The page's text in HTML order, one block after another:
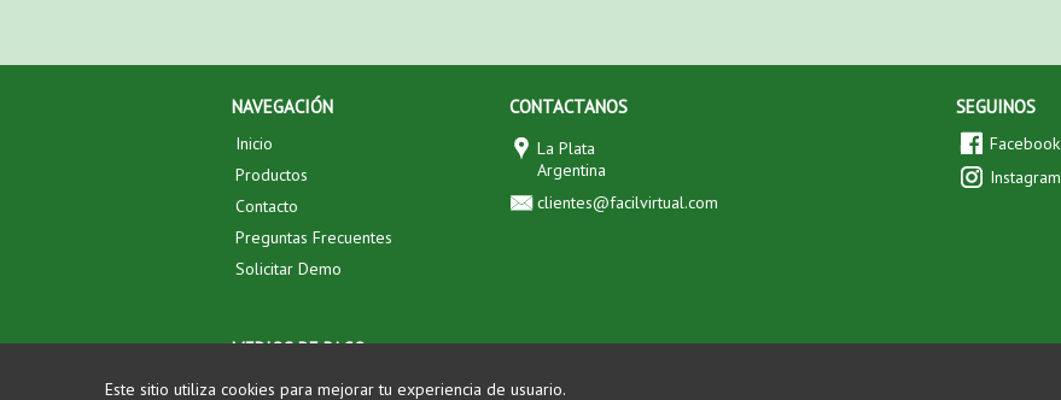
NAVEGACIÓN
Inicio
Productos
Contacto
Preguntas Frecuentes
Solicitar Demo
CONTACTANOS
La Plata
Argentina
clientes@facilvirtual.com
SEGUINOS
Facebook
Instagram
MEDIOS DE PAGO
Este sitio utiliza cookies para mejorar tu experiencia de usuario.